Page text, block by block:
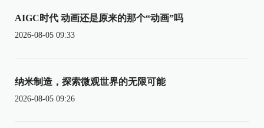
AIGC时代 动画还是原来的那个“动画”吗
2026-08-05 09:33
纳米制造，探索微观世界的无限可能
2026-08-05 09:26